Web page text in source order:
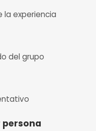
la experiencia
del grupo
persona